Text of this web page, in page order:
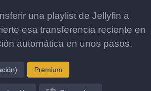
una playlist de Jellyfin a
esa transferencia reciente en
automática en unos pasos.
Premium